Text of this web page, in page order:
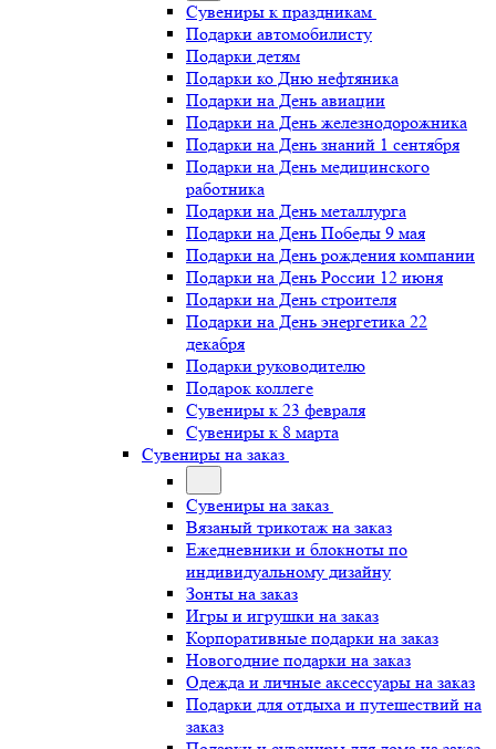
Сувениры к праздникам
Подарки автомобилисту
Подарки детям
Подарки ко Дню нефтяника
Подарки на День авиации
Подарки на День железнодорожника
Подарки на День знаний 1 сентября
Подарки на День медицинского
работника
Подарки на День металлурга
Подарки на День Победы 9 мая
Подарки на День рождения компании
Подарки на День России 12 июня
Подарки на День строителя
Подарки на День энергетика 22
декабря
Подарки руководителю
Подарок коллеге
Сувениры к 23 февраля
Сувениры к 8 марта
Сувениры на заказ
Сувениры на заказ
Вязаный трикотаж на заказ
Ежедневники и блокноты по
индивидуальному дизайну
Зонты на заказ
Игры и игрушки на заказ
Корпоративные подарки на заказ
Новогодние подарки на заказ
Одежда и личные аксессуары на заказ
Подарки для отдыха и путешествий на
заказ